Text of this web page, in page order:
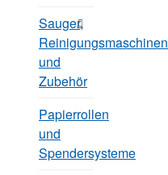
Sauger,
Reinigungsmaschinen
und
Zubehör
Papierrollen
und
Spendersysteme